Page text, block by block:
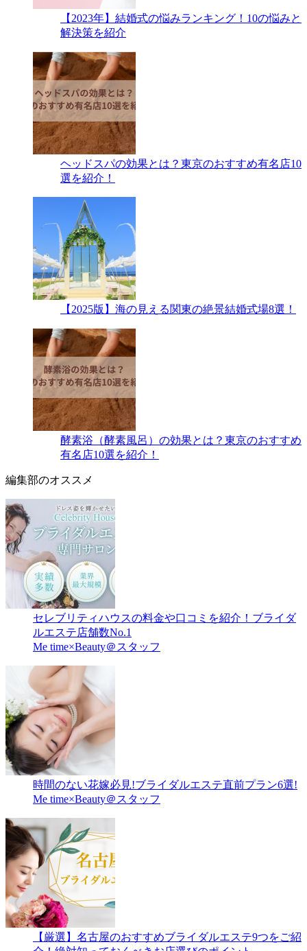
【2023年】結婚式の悩みランキング！10の悩みと
解決策を紹介
ヘッドスパの効果とは？東京のおすすめ有名店10
選を紹介！
【2025版】海の見える関東の絶景結婚式場8選！
酵素浴（酵素風呂）の効果とは？東京のおすすめ
有名店10選を紹介！
編集部のオススメ
セレブリティハウスの料金や口コミを紹介！ブライダ
ルエステ店舗数No.1
Me time×Beauty＠スタッフ
時間のない花嫁必見!ブライダルエステ直前プラン6選!
Me time×Beauty＠スタッフ
【厳選】名古屋のおすすめブライダルエステ9つをご紹